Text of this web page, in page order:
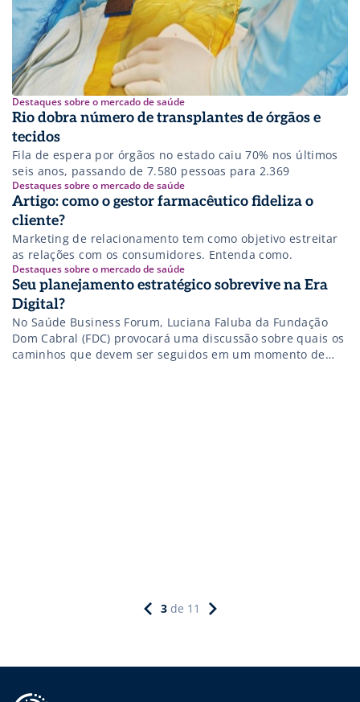
Destaques sobre o mercado de saúde
Rio dobra número de transplantes de órgãos e
tecidos
Fila de espera por órgãos no estado caiu 70% nos últimos
seis anos, passando de 7.580 pessoas para 2.369
Destaques sobre o mercado de saúde
Artigo: como o gestor farmacêutico fideliza o
cliente?
Marketing de relacionamento tem como objetivo estreitar
as relações com os consumidores. Entenda como.
Destaques sobre o mercado de saúde
Seu planejamento estratégico sobrevive na Era
Digital?
No Saúde Business Forum, Luciana Faluba da Fundação
Dom Cabral (FDC) provocará uma discussão sobre quais os
caminhos que devem ser seguidos em um momento de
3 de 11